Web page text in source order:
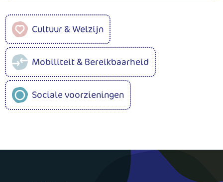
Cultuur & Welzijn
Mobiliteit & Bereikbaarheid
Sociale voorzieningen